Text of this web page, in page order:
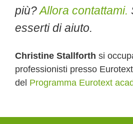
più?Allora contattami.
esserti di aiuto.
Christine Stallforth si
professionisti presso
del Programma Eurotext